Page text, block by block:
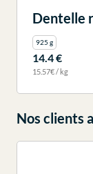
Dentelle
925 g
14.4 €
15.57€ / kg
Nos clients